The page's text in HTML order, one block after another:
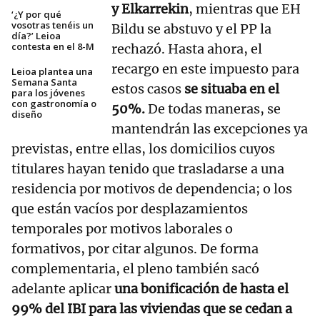
‘¿Y por qué
vosotras tenéis un
día?’ Leioa
contesta en el 8-M
Leioa plantea una
Semana Santa
para los jóvenes
con gastronomía o
diseño
y Elkarrekin, mientras que EH
Bildu se abstuvo y el PP la
rechazó. Hasta ahora, el
recargo en este impuesto para
estos casos se situaba en el
50%.De todas maneras, se
mantendrán las excepciones ya
previstas, entre ellas, los domicilios cuyos
titulares hayan tenido que trasladarse a una
residencia por motivos de dependencia; o los
que están vacíos por desplazamientos
temporales por motivos laborales o
formativos, por citar algunos. De forma
complementaria, el pleno también sacó
adelante aplicaruna bonificación de hasta el
99% del IBI para las viviendas que se cedan a